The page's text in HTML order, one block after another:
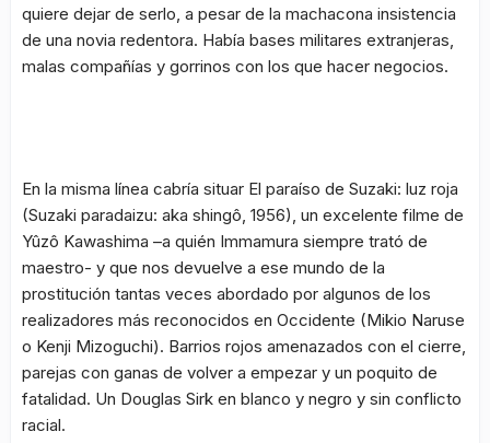
quiere dejar de serlo, a pesar de la machacona insistencia
de una novia redentora. Había bases militares extranjeras,
malas compañías y gorrinos con los que hacer negocios.
En la misma línea cabría situar El paraíso de Suzaki: luz roja
(Suzaki paradaizu: aka shingô, 1956), un excelente filme de
Yûzô Kawashima –a quién Immamura siempre trató de
maestro- y que nos devuelve a ese mundo de la
prostitución tantas veces abordado por algunos de los
realizadores más reconocidos en Occidente (Mikio Naruse
o Kenji Mizoguchi). Barrios rojos amenazados con el cierre,
parejas con ganas de volver a empezar y un poquito de
fatalidad. Un Douglas Sirk en blanco y negro y sin conflicto
racial.